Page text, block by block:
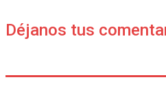
Déjanos tus